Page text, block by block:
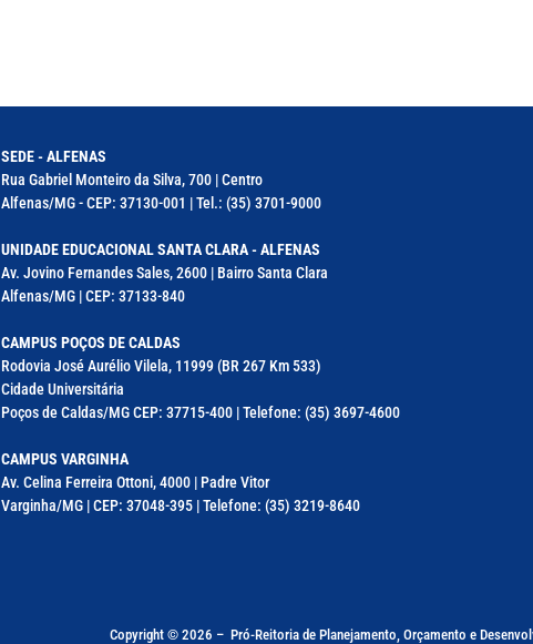
SEDE - ALFENAS
Rua Gabriel Monteiro da Silva, 700 | Centro
Alfenas/MG - CEP: 37130-001 | Tel.: (35) 3701-9000
UNIDADE EDUCACIONAL SANTA CLARA - ALFENAS
Av. Jovino Fernandes Sales, 2600 | Bairro Santa Clara
Alfenas/MG | CEP: 37133-840
CAMPUS POÇOS DE CALDAS
Rodovia José Aurélio Vilela, 11999 (BR 267 Km 533)
Cidade Universitária
Poços de Caldas/MG CEP: 37715-400 | Telefone: (35) 3697-4600
CAMPUS VARGINHA
Av. Celina Ferreira Ottoni, 4000 | Padre Vitor
Varginha/MG | CEP: 37048-395 | Telefone: (35) 3219-8640
Copyright © 2026 –Pró-Reitoria de Planejamento, Orçamento e